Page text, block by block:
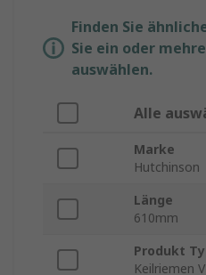
Finden Sie
Sie ein oder
auswählen.
Alle
Marke
Hutchinson
Länge
610mm
Produkt
Keilriemen